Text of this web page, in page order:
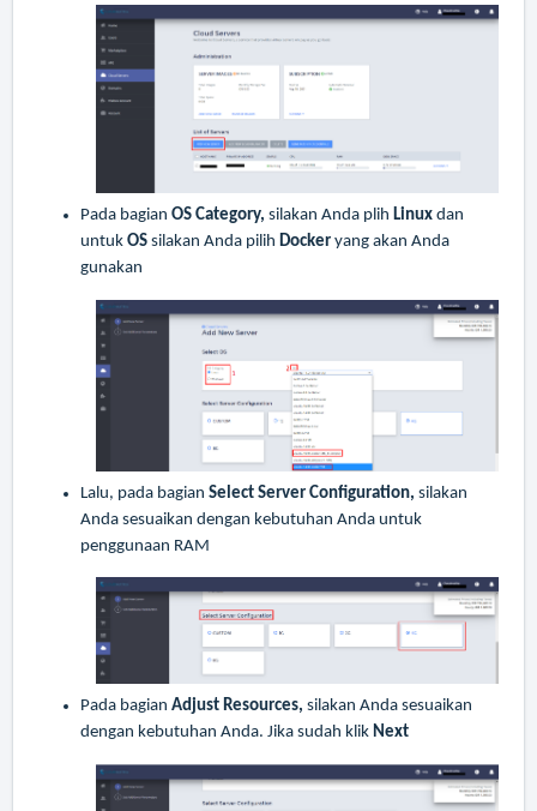
Pada bagian OS Category, silakan Anda plih Linux dan
untuk OS silakan Anda pilih Docker yang akan Anda
gunakan
Lalu, pada bagian Select Server Configuration, silakan
Anda sesuaikan dengan kebutuhan Anda untuk
penggunaan RAM
Pada bagian Adjust Resources, silakan Anda sesuaikan
dengan kebutuhan Anda. Jika sudah klik Next